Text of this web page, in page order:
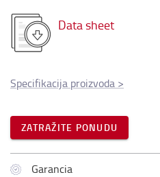
Data sheet
Specifikacija proizvoda >
ZATRAŽITE PONUDU
Garancia